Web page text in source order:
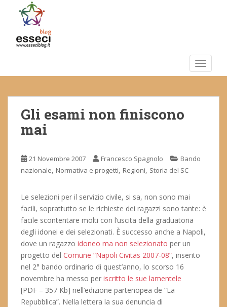
m
Gli esami non finiscono
mai
21 Novembre 2007 Francesco Spagnolo
Bando
nazionale, Normativa e progetti, Regioni, Storia del SC
Le selezioni per il servizio civile, si sa, non sono mai
facili, soprattutto se le richieste dei ragazzi sono tante: è
facile scontentare molti con l’uscita della graduatoria
degli idonei e dei selezionati. È successo anche a Napoli,
dove un ragazzo idoneo ma non selezionato per un
progetto del Comune “Napoli Civitas 2007-08”, inserito
nel 2° bando ordinario di quest’anno, lo scorso 16
novembre ha messo per iscritto le sue lamentele
[PDF – 357 Kb] nell’edizione partenopea de “La
Repubblica”. Nella lettera la sua denuncia di